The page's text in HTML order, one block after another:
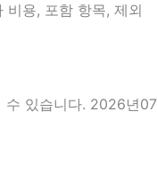
용, 포함 항목, 제외
수 있습니다. 2026년07